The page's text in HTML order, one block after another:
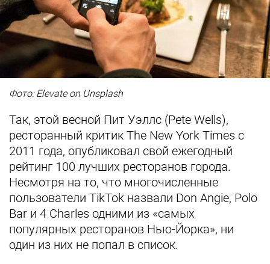
Фото: Elevate on Unsplash
Так, этой весной Пит Уэллс (Pete Wells),
ресторанный критик The New York Times с
2011 года, опубликовал свой ежегодный
рейтинг 100 лучших ресторанов города.
Несмотря на то, что многочисленные
пользователи TikTok назвали Don Angie, Polo
Bar и 4 Charles одними из «самых
популярных ресторанов Нью-Йорка», ни
один из них не попал в список.